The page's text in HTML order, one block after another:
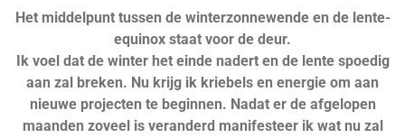
Het middelpunt tussen de winterzonnewende en de lente-
equinox staat voor de deur.
Ik voel dat de winter het einde nadert en de lente spoedig
aan zal breken. Nu krijg ik kriebels en energie om aan
nieuwe projecten te beginnen. Nadat er de afgelopen
maanden zoveel is veranderd manifesteer ik wat nu zal